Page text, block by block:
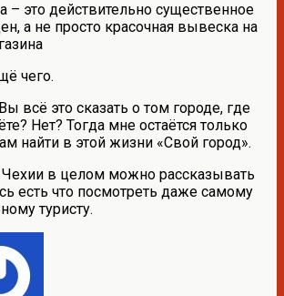
– это действительно существенное
а не просто красочная вывеска на
чего.
всё это сказать о том городе, где
Нет? Тогда мне остаётся только
найти в этой жизни «Свой город».
в целом можно рассказывать
есть что посмотреть даже самому
туристу.